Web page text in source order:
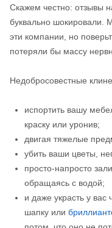
Скажем честно: отзывы
буквально шокировали.
эти компании, но
потеряли бы массу
Недобросовестные
испортить вашу
краску или уронив;
двигая тяжелые
убить ваши цветы,
просто-напросто
обращаясь с водой;
и даже украсть у вас
шапку или